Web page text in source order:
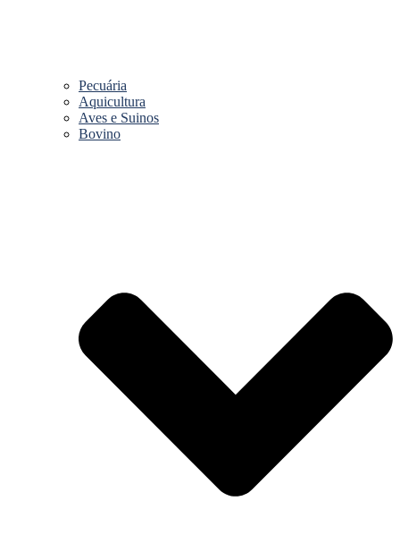
Pecuária
Aquicultura
Aves e Suinos
Bovino